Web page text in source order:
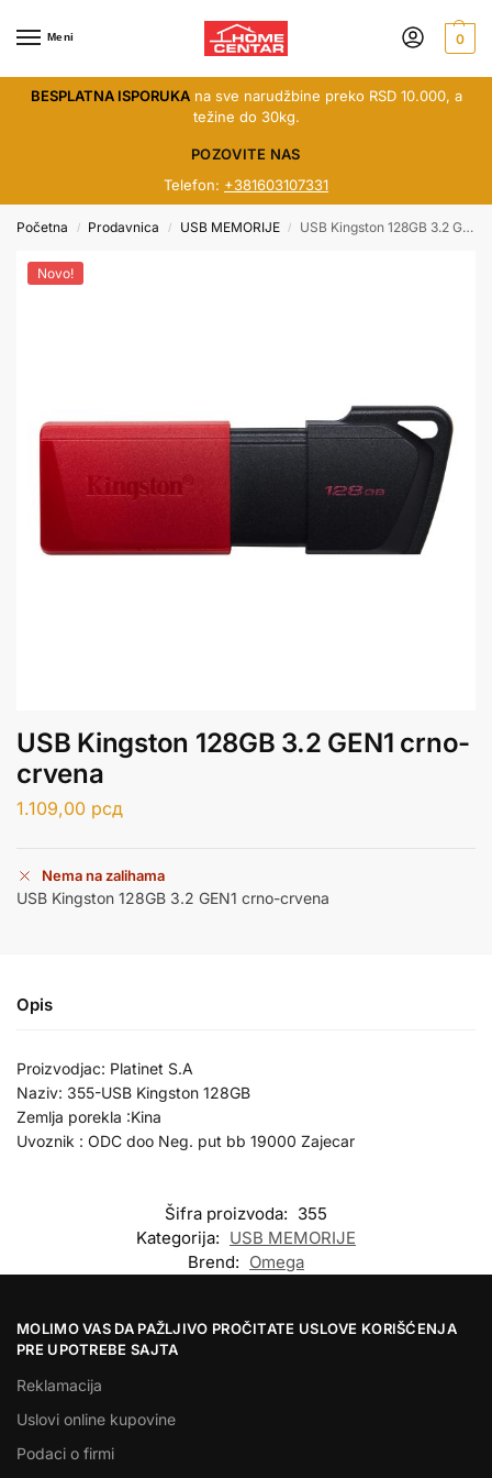
Meni 0
BESPLATNA ISPORUKAna sve narudžbine preko RSD 10.000, a
težine do 30kg.
POZOVITE NAS
Telefon: +381603107331
Početna / Prodavnica / USB MEMORIJE / USB Kingston 128GB 3.2 GEN1 crno-crvena
Novo!
USB Kingston 128GB 3.2 GEN1 crno-
crvena
1.109,00 рсд
Nema na zalihama
USB Kingston 128GB 3.2 GEN1 crno-crvena
Opis
Proizvodjac: Platinet S.A
Naziv: 355-USB Kingston 128GB
Zemlja porekla :Kina
Uvoznik : ODC doo Neg. put bb 19000 Zajecar
Šifra proizvoda: 355
Kategorija: USB MEMORIJE
Brend: Omega
MOLIMO VAS DA PAŽLJIVO PROČITATE USLOVE KORIŠĆENJA
PRE UPOTREBE SAJTA
Reklamacija
Uslovi online kupovine
Podaci o firmi